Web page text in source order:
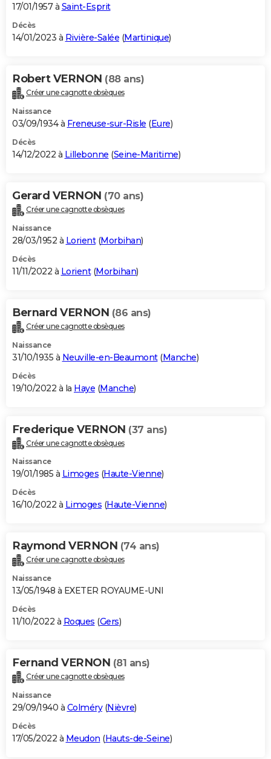
17/01/1957 à Saint-Esprit
Décès
14/01/2023 à Rivière-Salée (Martinique)
Robert VERNON (88 ans)
Créer une cagnotte obsèques
Naissance
03/09/1934 à Freneuse-sur-Risle (Eure)
Décès
14/12/2022 à Lillebonne (Seine-Maritime)
Gerard VERNON (70 ans)
Créer une cagnotte obsèques
Naissance
28/03/1952 à Lorient(Morbihan)
Décès
11/11/2022 à Lorient(Morbihan)
Bernard VERNON (86 ans)
Créer une cagnotte obsèques
Naissance
31/10/1935 à Neuville-en-Beaumont(Manche)
Décès
19/10/2022 à la Haye (Manche)
Frederique VERNON (37 ans)
Créer une cagnotte obsèques
Naissance
19/01/1985 à Limoges (Haute-Vienne)
Décès
16/10/2022 à Limoges (Haute-Vienne)
Raymond VERNON (74 ans)
Créer une cagnotte obsèques
Naissance
13/05/1948 à EXETER ROYAUME-UNI
Décès
11/10/2022 à Roques (Gers)
Fernand VERNON (81 ans)
Créer une cagnotte obsèques
Naissance
29/09/1940 à Colméry(Nièvre)
Décès
17/05/2022 à Meudon (Hauts-de-Seine)